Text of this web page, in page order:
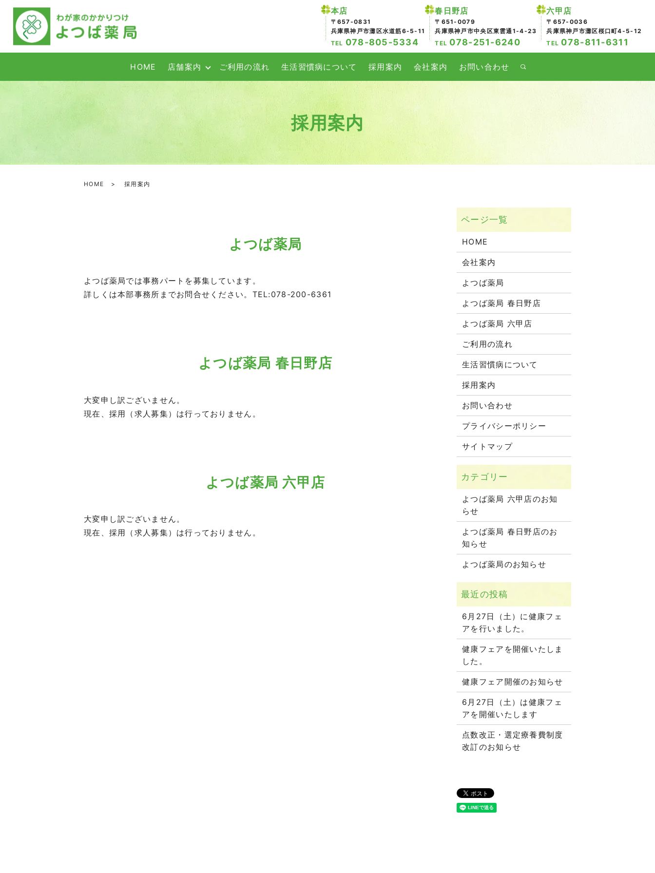
本店
〒657-0831
兵庫県神戸市灘区水道筋6-5-11
TEL 078-805-5334
春日野店
〒651-0079
兵庫県神戸市中央区東雲通1-4-23
TEL 078-251-6240
六甲店
〒657-0036
兵庫県神戸市灘区桜口町4-5-12
TEL 078-811-6311
HOME 店舗案内 ご利用の流れ 生活習慣病について 採用案内 会社案内 お問い合わせ
採用案内
HOME 採用案内
よつば薬局
よつば薬局では事務パートを募集しています。
詳しくは本部事務所までお問合せください。TEL:078-200-6361
よつば薬局 春日野店
大変申し訳ございません。
現在、採用（求人募集）は行っておりません。
よつば薬局 六甲店
大変申し訳ございません。
現在、採用（求人募集）は行っておりません。
HOME
会社案内
よつば薬局
よつば薬局 春日野店
よつば薬局 六甲店
ご利用の流れ
生活習慣病について
採用案内
お問い合わせ
プライバシーポリシー
サイトマップ
よつば薬局 六甲店のお知
らせ
よつば薬局 春日野店のお
知らせ
よつば薬局のお知らせ
6月27日（土）に健康フェ
アを行いました。
健康フェアを開催いたしま
した。
健康フェア開催のお知らせ
6月27日（土）は健康フェ
アを開催いたします
点数改正・選定療養費制度
改訂のお知らせ